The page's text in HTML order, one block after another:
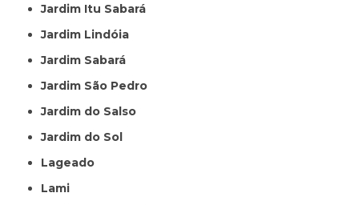
Jardim Itu Sabará
Jardim Lindóia
Jardim Sabará
Jardim São Pedro
Jardim do Salso
Jardim do Sol
Lageado
Lami